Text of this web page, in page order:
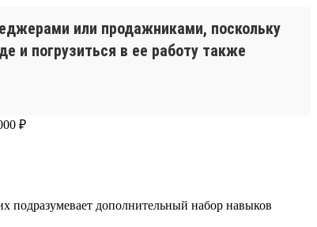
или продажниками, поскольку
и погрузиться в ее работу также
подразумевает дополнительный набор навыков